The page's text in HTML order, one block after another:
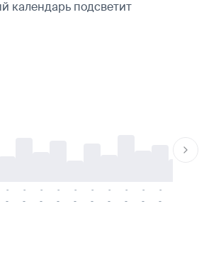
календарь подсветит
-
-
-
-
-
-
-
-
-
-
-
-
-
-
-
-
-
-
-
-